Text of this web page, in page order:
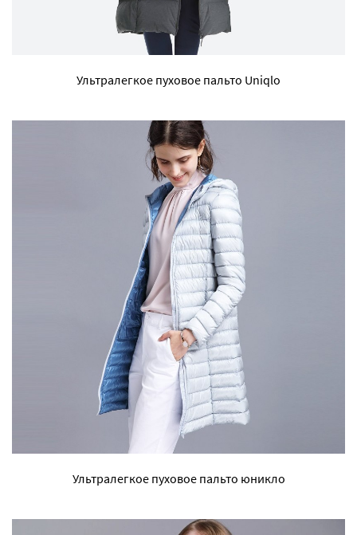
Ультралегкое пуховое пальто Uniqlo
Ультралегкое пуховое пальто юникло